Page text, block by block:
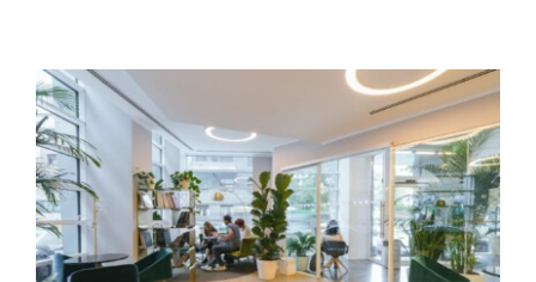
Mot de passe*